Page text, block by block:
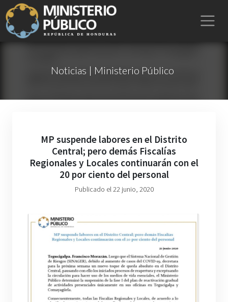
Noticias | Ministerio Público
MP suspende labores en el Distrito
Central; pero demás Fiscalías
Regionales y Locales continuarán con el
20 por ciento del personal
Publicado el 22 junio, 2020